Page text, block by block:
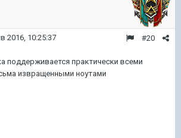
#20
2016, 10:25:37
поддерживается практически всеми
извращенными ноутами